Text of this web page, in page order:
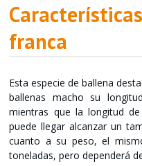
franca
Esta especie de ballena
ballenas macho su
mientras que la longitud
puede llegar alcanzar un
cuanto a su peso, el
toneladas, pero dependerá